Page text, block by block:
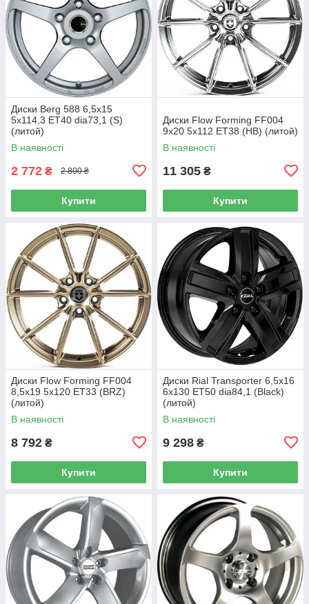
Диски Berg 588 6,5x15
5x114,3 ET40 dia73,1 (S)
(литой)
В наявності
2 772 ₴ 2 800 ₴
Купити
Диски Flow Forming FF004
9x20 5x112 ET38 (HB) (литой)
В наявності
11 305 ₴
Купити
Диски Flow Forming FF004
8,5x19 5x120 ET33 (BRZ)
(литой)
В наявності
8 792 ₴
Купити
Диски Rial Transporter 6,5x16
6x130 ET50 dia84,1 (Black)
(литой)
В наявності
9 298 ₴
Купити